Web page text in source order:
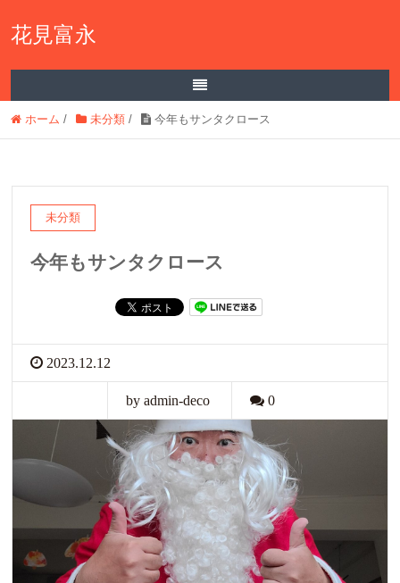
花見富永
ホーム / 未分類 / 今年もサンタクロース
未分類
今年もサンタクロース
2023.12.12
by admin-deco 0